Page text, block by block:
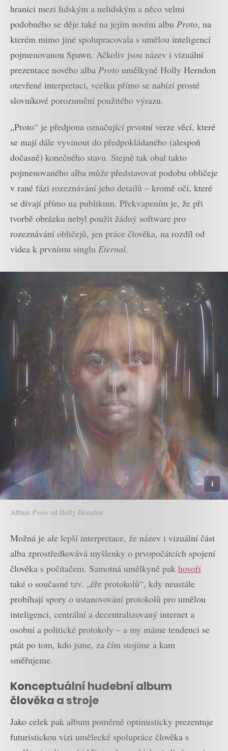
hranici mezi lidským a nelidským a něco velmi
podobného se děje také na jejím novém albu Proto, na
kterém mimo jiné spolupracovala s umělou inteligencí
pojmenovanou Spawn. Ačkoliv jsou název i vizuální
prezentace nového alba Proto umělkyně Holly Herndon
otevřené interpretaci, vcelku přímo se nabízí prosté
slovníkové porozumění použitého výrazu.
„Proto“ je předpona označující prvotní verze věcí, které
se mají dále vyvinout do předpokládaného (alespoň
dočasně) konečného stavu. Stejně tak obal takto
pojmenovaného alba může představovat podobu obličeje
v rané fázi rozeznávání jeho detailů – kromě očí, které
se dívají přímo na publikum. Překvapením je, že při
tvorbě obrázku nebyl použit žádný software pro
rozeznávání obličejů, jen práce člověka, na rozdíl od
videa k prvnímu singlu Eternal.
Album Proto od Holly Herndon
Možná je ale lepší interpretace, že název i vizuální část
alba zprostředkovává myšlenky o prvopočátcích spojení
člověka s počítačem. Samotná umělkyně pak hovoří
také o současné tzv. „éře protokolů“, kdy neustále
probíhají spory o ustanovování protokolů pro umělou
inteligenci, centrální a decentralizovaný internet a
osobní a politické protokoly – a my máme tendenci se
ptát po tom, kdo jsme, za čím stojíme a kam
směřujeme.
Konceptuální hudební album
člověka a stroje
Jako celek pak album poměrně optimisticky prezentuje
futuristickou vizi umělecké spolupráce člověka s